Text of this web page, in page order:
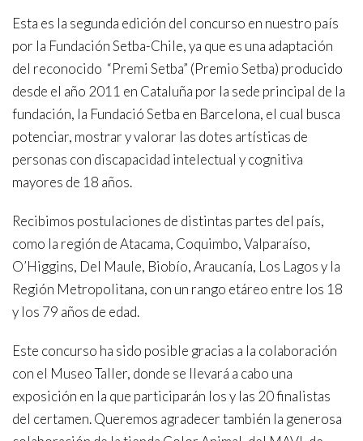
Esta es la segunda edición del concurso en nuestro país
por la Fundación Setba-Chile, ya que es una adaptación
del reconocido “Premi Setba” (Premio Setba) producido
desde el año 2011 en Cataluña por la sede principal de la
fundación, la Fundació Setba en Barcelona, el cual busca
potenciar, mostrar y valorar las dotes artísticas de
personas con discapacidad intelectual y cognitiva
mayores de 18 años.
Recibimos postulaciones de distintas partes del país,
como la región de Atacama, Coquimbo, Valparaíso,
O’Higgins, Del Maule, Biobío, Araucanía, Los Lagos y la
Región Metropolitana, con un rango etáreo entre los 18
y los 79 años de edad.
Este concurso ha sido posible gracias a la colaboración
con el Museo Taller, donde se llevará a cabo una
exposición en la que participarán los y las 20 finalistas
del certamen. Queremos agradecer también la generosa